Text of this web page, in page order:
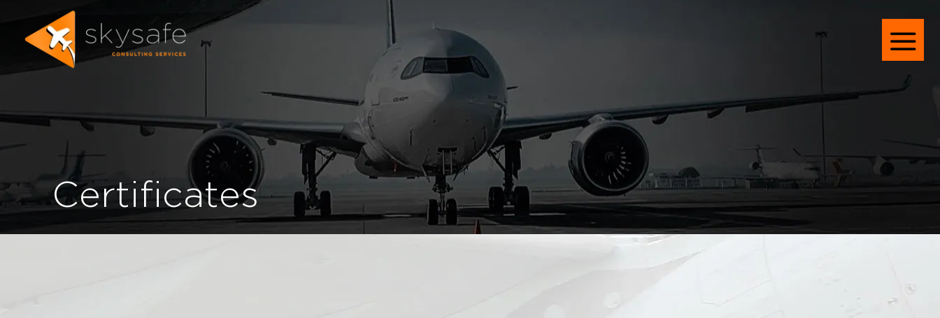
Certificates